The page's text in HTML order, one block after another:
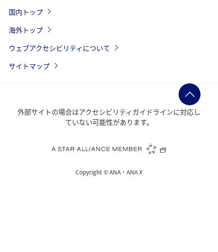
国内トップ
海外トップ
ウェブアクセシビリティについて
サイトマップ
外部サイトの場合はアクセシビリティガイドラインに対応し
ていない可能性があります。
Copyright ©ANA・ANA X